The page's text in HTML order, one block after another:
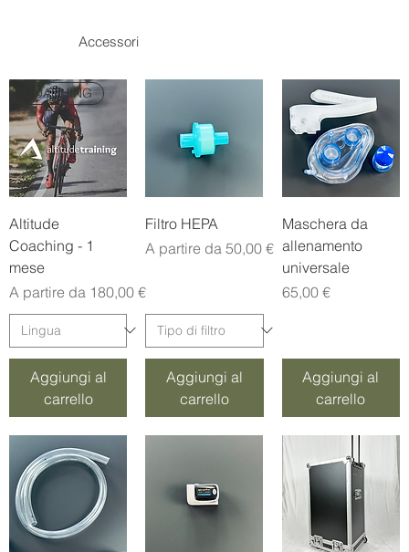
COACHING
Altitude
Coaching - 1
mese
A partire da 180,00 €
Prezzo scontato
Aggiungi al
carrello
Filtro HEPA
A partire da50,00 €
Prezzo scontato
Aggiungi al
carrello
Maschera da
allenamento
universale
Prezzo
65,00 €
Aggiungi al
carrello
Accessori